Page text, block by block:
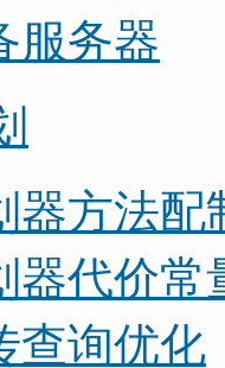
服务器
器方法配
器代价常
查询优化